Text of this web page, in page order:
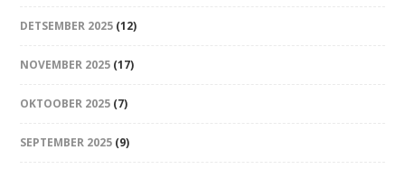
DETSEMBER 2025 (12)
NOVEMBER 2025 (17)
OKTOOBER 2025 (7)
SEPTEMBER 2025 (9)